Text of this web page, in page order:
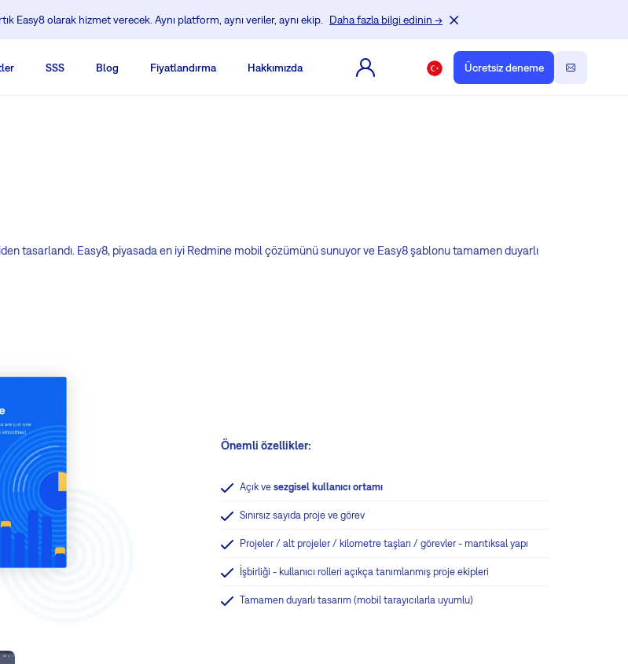
Easy8 olarak hizmet verecek. Aynı platform, aynı veriler, aynı ekip. Daha fazla bilgi edinin →
SSS Blog Fiyatlandırma Hakkımızda Ücretsiz deneme
tasarlandı. Easy8, piyasada en iyi Redmine mobil çözümünü sunuyor ve Easy8 şablonu tamamen duyarlı
Önemli özellikler:
Açık ve sezgisel kullanıcı ortamı
Sınırsız sayıda proje ve görev
Projeler / alt projeler / kilometre taşları / görevler - mantıksal yapı
İşbirliği - kullanıcı rolleri açıkça tanımlanmış proje ekipleri
Tamamen duyarlı tasarım (mobil tarayıcılarla uyumlu)